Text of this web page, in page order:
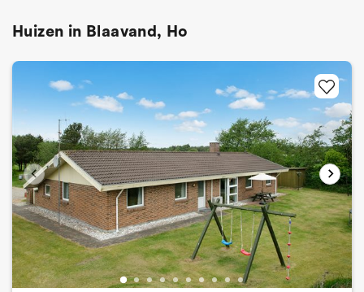
Huizen in Blaavand, Ho